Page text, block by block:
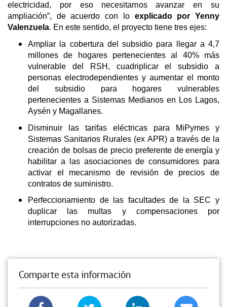
electricidad, por eso necesitamos avanzar en su
ampliación”, de acuerdo con lo explicado por Yenny
Valenzuela. En este sentido, el proyecto tiene tres ejes:
Ampliar la cobertura del subsidio para llegar a 4,7
millones de hogares pertenecientes al 40% más
vulnerable del RSH, cuadriplicar el subsidio a
personas electrodependientes y aumentar el monto
del subsidio para hogares vulnerables
pertenecientes a Sistemas Medianos en Los Lagos,
Aysén y Magallanes.
Disminuir las tarifas eléctricas para MiPymes y
Sistemas Sanitarios Rurales (ex APR) a través de la
creación de bolsas de precio preferente de energía y
habilitar a las asociaciones de consumidores para
activar el mecanismo de revisión de precios de
contratos de suministro.
Perfeccionamiento de las facultades de la SEC y
duplicar las multas y compensaciones por
interrupciones no autorizadas.
Comparte esta información